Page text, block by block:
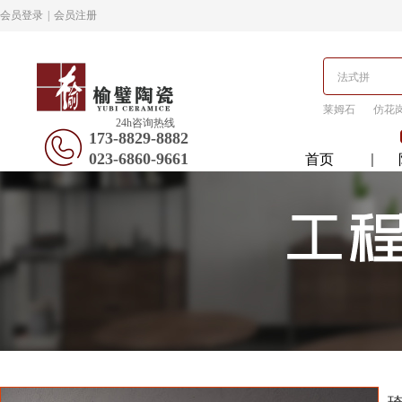
莱姆石
仿花
24h咨询热线
173-8829-8882
023-6860-9661
首页
会员登录 会员注册